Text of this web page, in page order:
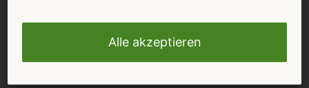
als Geschenkverpackung genutzt werden kann. Die
Kartonage ist ummantelt von einem zusätzlichen
Schuber mit Detail-Abbildungen des jeweiligen